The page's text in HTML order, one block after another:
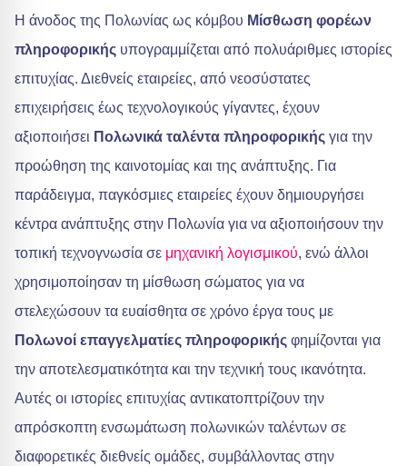
Η άνοδος της Πολωνίας ως κόμβου Μίσθωση φορέων
πληροφορικής υπογραμμίζεται από πολυάριθμες ιστορίες
επιτυχίας. Διεθνείς εταιρείες, από νεοσύστατες
επιχειρήσεις έως τεχνολογικούς γίγαντες, έχουν
αξιοποιήσει Πολωνικά ταλέντα πληροφορικής για την
προώθηση της καινοτομίας και της ανάπτυξης. Για
παράδειγμα, παγκόσμιες εταιρείες έχουν δημιουργήσει
κέντρα ανάπτυξης στην Πολωνία για να αξιοποιήσουν την
τοπική τεχνογνωσία σε μηχανική λογισμικού, ενώ άλλοι
χρησιμοποίησαν τη μίσθωση σώματος για να
στελεχώσουν τα ευαίσθητα σε χρόνο έργα τους με
Πολωνοί επαγγελματίες πληροφορικής φημίζονται για
την αποτελεσματικότητα και την τεχνική τους ικανότητα.
Αυτές οι ιστορίες επιτυχίας αντικατοπτρίζουν την
απρόσκοπτη ενσωμάτωση πολωνικών ταλέντων σε
διαφορετικές διεθνείς ομάδες, συμβάλλοντας στην